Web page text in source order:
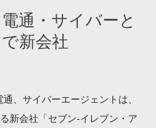
通・サイバーと
新会社
、サイバーエージェントは、
新会社「セブン‐イレブン・ア